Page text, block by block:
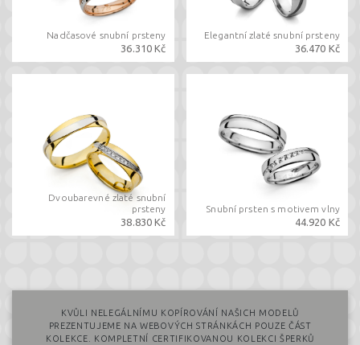
Nadčasové snubní prsteny
36.310 Kč
Elegantní zlaté snubní prsteny
36.470 Kč
Dvoubarevné zlaté snubní
prsteny
38.830 Kč
Snubní prsten s motivem vlny
44.920 Kč
KVŮLI NELEGÁLNÍMU KOPÍROVÁNÍ NAŠICH MODELŮ
PREZENTUJEME NA WEBOVÝCH STRÁNKÁCH POUZE ČÁST
KOLEKCE. KOMPLETNÍ CERTIFIKOVANOU KOLEKCI ŠPERKŮ